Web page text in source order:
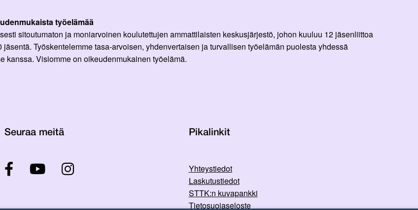
työelämää
sitoutumaton ja moniarvoinen koulutettujen ammattilaisten keskusjärjestö, johon kuuluu 12 jäsenliittoa
jäsentä. Työskentelemme tasa-arvoisen, yhdenvertaisen ja turvallisen työelämän puolesta yhdessä
kanssa. Visiomme on oikeudenmukainen työelämä.
Seuraa meitä Pikalinkit
Yhteystiedot
Laskutustiedot
STTK:n kuvapankki
Tietosuojaseloste